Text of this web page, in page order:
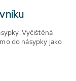
Vyčištěná
do násypky jako